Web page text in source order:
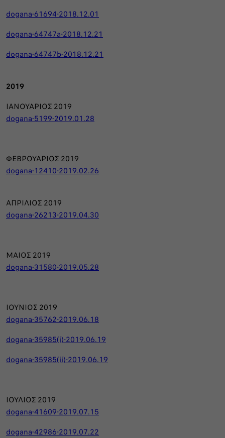
dogana-61694-2018.12.01
dogana-64747a-2018.12.21
dogana-64747b-2018.12.21
2019
ΙΑΝΟΥΑΡΙΟΣ 2019
dogana-5199-2019.01.28
ΦΕΒΡΟΥΑΡΙΟΣ 2019
dogana-12410-2019.02.26
ΑΠΡΙΛΙΟΣ 2019
dogana-26213-2019.04.30
ΜΑΙΟΣ 2019
dogana-31580-2019.05.28
ΙΟΥΝΙΟΣ 2019
dogana-35762-2019.06.18
dogana-35985(i)-2019.06.19
dogana-35985(ii)-2019.06.19
ΙΟΥΛΙΟΣ 2019
dogana-41609-2019.07.15
dogana-42986-2019.07.22